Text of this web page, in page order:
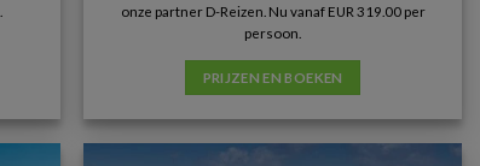
onze partner D-Reizen. Nu vanaf EUR 319.00 per
persoon.
PRIJZEN EN BOEKEN